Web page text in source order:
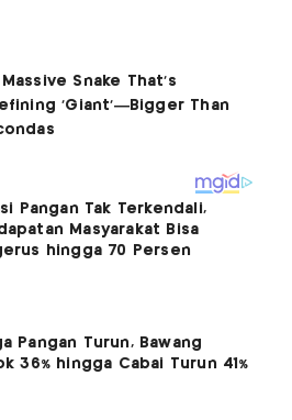
Pangan Tak Terkendali,
Masyarakat Bisa
hingga 70 Persen
Pangan Turun, Bawang
36% hingga Cabai Turun 41%